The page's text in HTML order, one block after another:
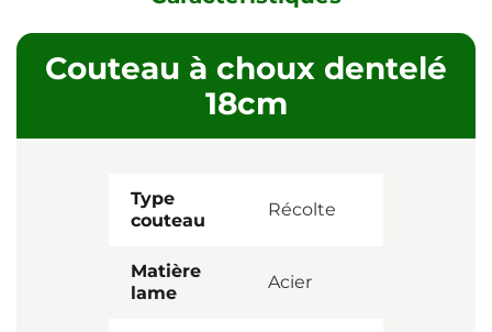
Couteau à choux dentelé
18cm
Type
couteau
Récolte
Matière
lame
Acier